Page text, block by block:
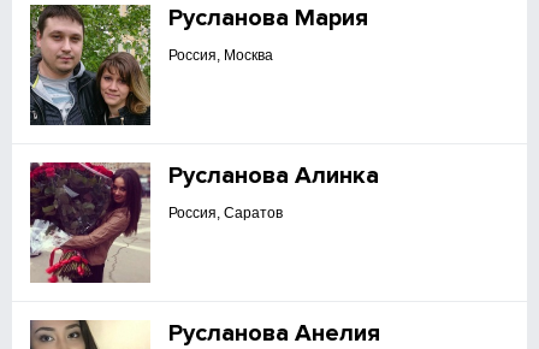
Русланова Мария
Россия, Москва
Русланова Алинка
Россия, Саратов
Русланова Анелия